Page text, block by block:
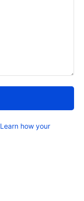
Learn how your